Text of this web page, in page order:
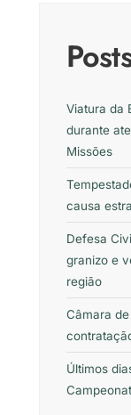
Viatura da
durante
Missões
causa
Defesa
granizo e
região
Câmara
Últimos